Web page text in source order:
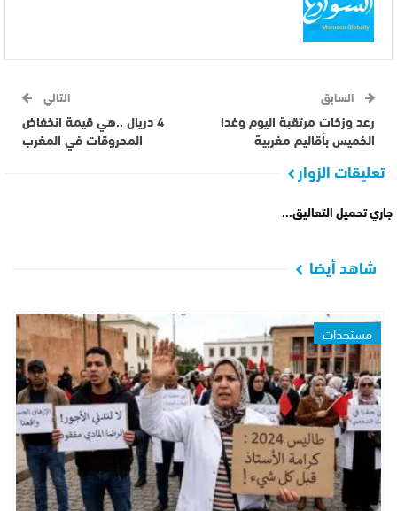
السابق
رعد وزخات مرتقبة اليوم وغدا
الخميس بأقاليم مغربية
التالي
4 دريال ..هي قيمة انخفاض
المحروقات في المغرب
تعليقات الزوار
جاري تحميل التعاليق...
شاهد أيضا
مستجدات